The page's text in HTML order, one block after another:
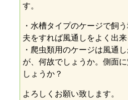
す。
・水槽タイプのケージで飼
夫をすれば風通しをよく出来
・爬虫類用のケージは風通
が、何故でしょうか。側面
しょうか？
よろしくお願い致します。